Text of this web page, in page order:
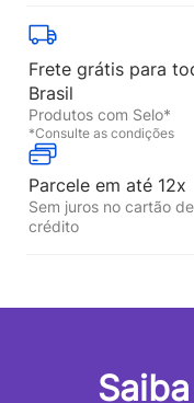
Frete grátis para
Brasil
Produtos com Selo*
*Consulte as condições
Parcele em até 12x
Sem juros no cartão de
crédito